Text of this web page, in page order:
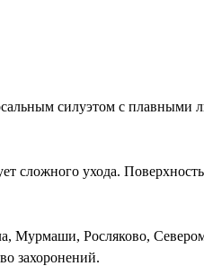
силуэтом с плавными
сложного ухода.
Мурмаши, Росляково,
захоронений.